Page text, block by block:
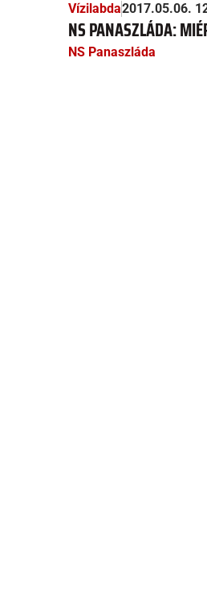
Vízilabda2017.05.06.
NS PANASZLÁDA:
NS Panaszláda